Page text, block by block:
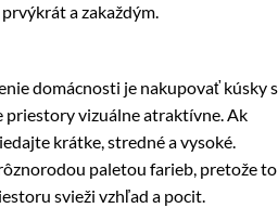
a zakaždým.
domácnosti je nakupovať kúsky s
priestory vizuálne atraktívne. Ak
krátke, stredné a vysoké.
paletou farieb, pretože to
svieži vzhľad a pocit.